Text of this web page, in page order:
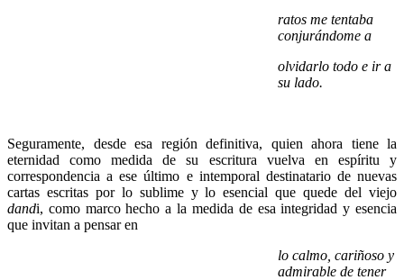
ratos me tentaba
conjurándome a
olvidarlo todo e ir a
su lado.
Seguramente, desde esa región definitiva, quien ahora tiene la
eternidad como medida de su escritura vuelva en espíritu y
correspondencia a ese último e intemporal destinatario de nuevas
cartas escritas por lo sublime y lo esencial que quede del viejo
dandi, como marco hecho a la medida de esa integridad y esencia
que invitan a pensar en
lo calmo, cariñoso y
admirable de tener